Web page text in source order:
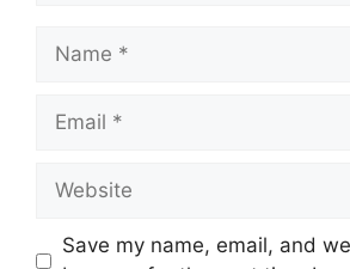
Save my name, email, and